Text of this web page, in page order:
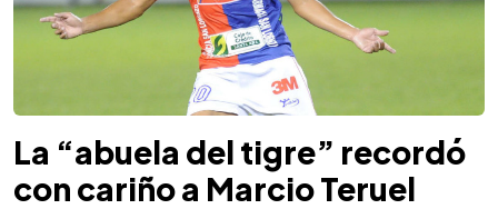
La “abuela del tigre” recordó
con cariño a Marcio Teruel